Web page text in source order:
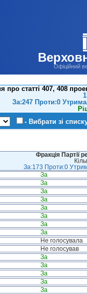
Офіційний
про статті 407, 408
За:247 Проти:0
- Вибрати зі
Фракція Партії
За:173 Проти:0
За
За
За
За
За
За
За
За
Не голосувала
Не голосував
За
За
За
За
За